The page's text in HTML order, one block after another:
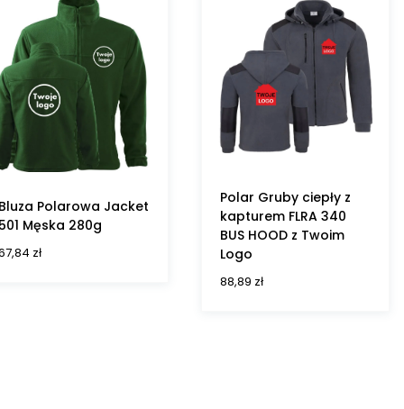
Bluza Polarowa Jacket
501 Męska 280g
zł
Polar Gruby ciepły z
kapturem FLRA 340
BUS HOOD z Twoim
Logo
88,89 zł